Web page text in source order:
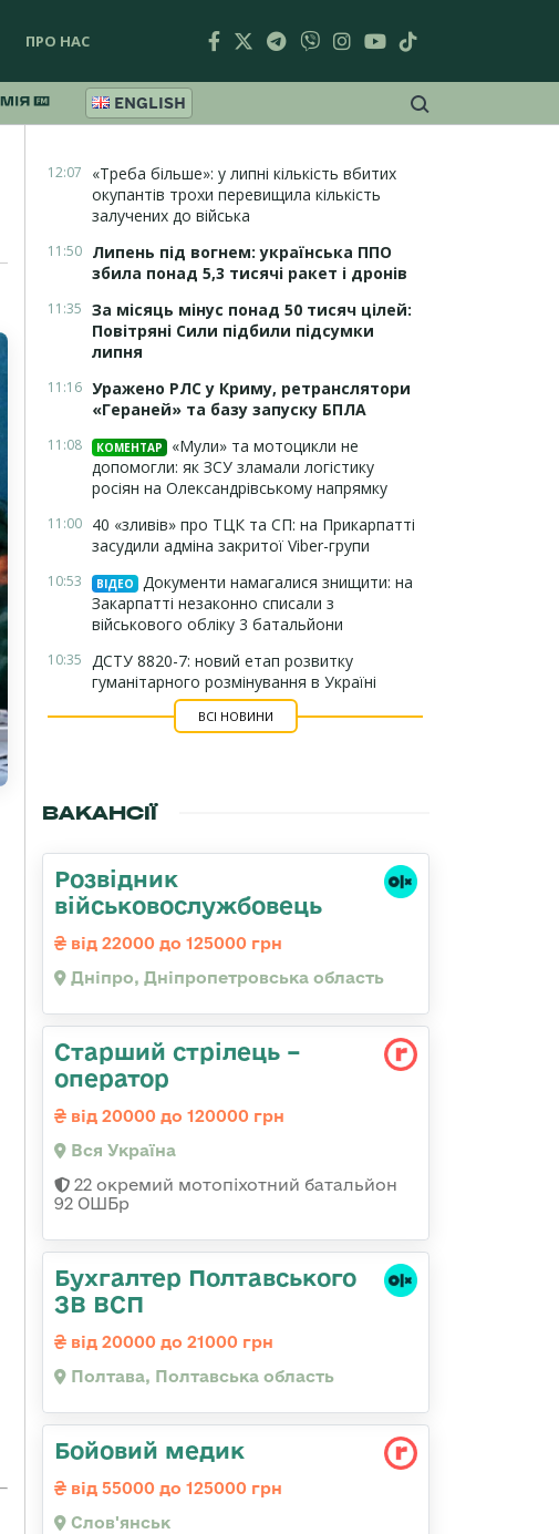
ПРО НАС
ENGLISH
12:07
«Треба більше»: у липні кількість вбитих
окупантів трохи перевищила кількість
залучених до війська
11:50 Липень під вогнем: українська ППО
збила понад 5,3 тисячі ракет і дронів
11:35 За місяць мінус понад 50 тисяч цілей:
Повітряні Сили підбили підсумки
липня
11:16 Уражено РЛС у Криму, ретранслятори
«Гераней» та базу запуску БПЛА
11:08 КОМЕНТАР
«Мули» та мотоцикли не
допомогли: як ЗСУ зламали логістику
росіян на Олександрівському напрямку
11:00 40 «зливів» про ТЦК та СП: на Прикарпатті
засудили адміна закритої Viber-групи
10:53 ВІДЕО
Документи намагалися знищити: на
Закарпатті незаконно списали з
військового обліку 3 батальйони
10:35 ДСТУ 8820-7: новий етап розвитку
гуманітарного розмінування в Україні
ВСІ НОВИНИ
ВАКАНСІЇ
Розвідник
військовослужбовець
від 22000 до 125000 грн
Дніпро, Дніпропетровська область
Старший стрілець –
оператор
від 20000 до 120000 грн
Вся Україна
22 окремий мотопіхотний батальйон
92 ОШБр
Бухгалтер Полтавського
ЗВ ВСП
від 20000 до 21000 грн
Полтава, Полтавська область
Бойовий медик
від 55000 до 125000 грн
Слов'янськ